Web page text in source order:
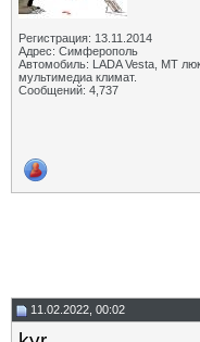
Регистрация: 13.11.2014
Адрес: Симферополь
Автомобиль: LADA Vesta, МТ
мультимедиа климат.
Сообщений: 4,737
11.02.2022, 00:02